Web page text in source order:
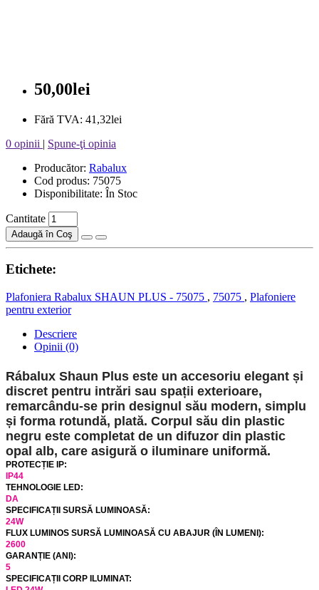
50,00lei
Fără TVA: 41,32lei
0 opinii | Spune-ţi opinia
Producător: Rabalux
Cod produs: 75075
Disponibilitate: În Stoc
Cantitate
Adaugă în Coş
Etichete:
Plafoniera Rabalux SHAUN PLUS - 75075 , 75075 , Plafoniere
pentru exterior
Descriere
Opinii (0)
Rábalux Shaun Plus este un accesoriu elegant și
discret pentru intrări sau spații exterioare,
remarcându-se prin designul său modern, simplu
și forma rotundă, plată. Corpul său din plastic
negru este completat de un difuzor din plastic
opal alb, care asigură o iluminare uniformă.
PROTECȚIE IP:
IP44
TEHNOLOGIE LED:
DA
SPECIFICAȚII SURSĂ LUMINOASĂ:
24W
FLUX LUMINOS SURSĂ LUMINOASĂ CU ABAJUR (ÎN LUMENI):
2600
GARANȚIE (ANI):
5
SPECIFICAȚII CORP ILUMINAT: